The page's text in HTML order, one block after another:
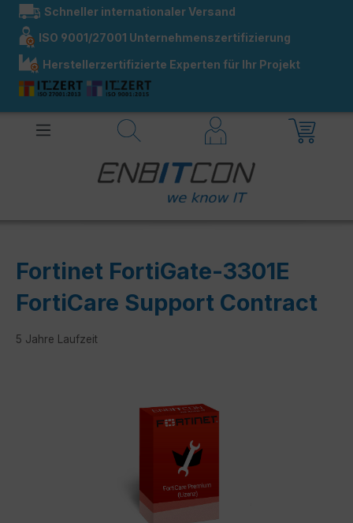
springen
Schneller internationaler Versand
ISO 9001/27001 Unternehmenszertifizierung
Herstellerzertifizierte Experten für Ihr Projekt
Fortinet FortiGate-3301E
FortiCare Support Contract
5 Jahre Laufzeit